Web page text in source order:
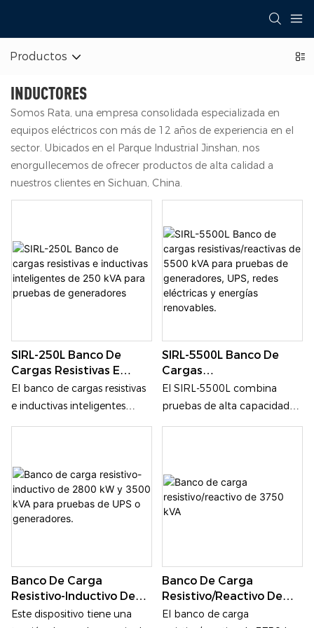
Productos
INDUCTORES
Somos Rata, una empresa consolidada especializada en
equipos eléctricos con más de 12 años de experiencia en el
sector. Ubicados en el Parque Industrial Jinshan, nos
enorgullecemos de ofrecer productos de alta calidad a
nuestros clientes en Sichuan, China.
SIRL-250L Banco De
Cargas Resistivas E
Inductivas Inteligentes
De 250 KVA Para
El banco de cargas resistivas
e inductivas inteligentes
SIRL-250L de 250 kVA está
puesta en marcha de
generadores diésel, sistemas
UPS, equipos de distribución
de energía e infraestructuras
SIRL-5500L Banco De
Cargas
Resistivas/reactivas De
5500 KVA Para Pruebas
El SIRL-5500L combina
pruebas de alta capacidad
de 5500 kVA, simulación de
protección de grado
industrial en una única
solución en contenedor.
Banco De Carga
Resistivo-Inductivo De
2800 KW Y 3500 KVA
Este dispositivo tiene una
Banco De Carga
Resistivo/reactivo De
3750 KVA
El banco de carga